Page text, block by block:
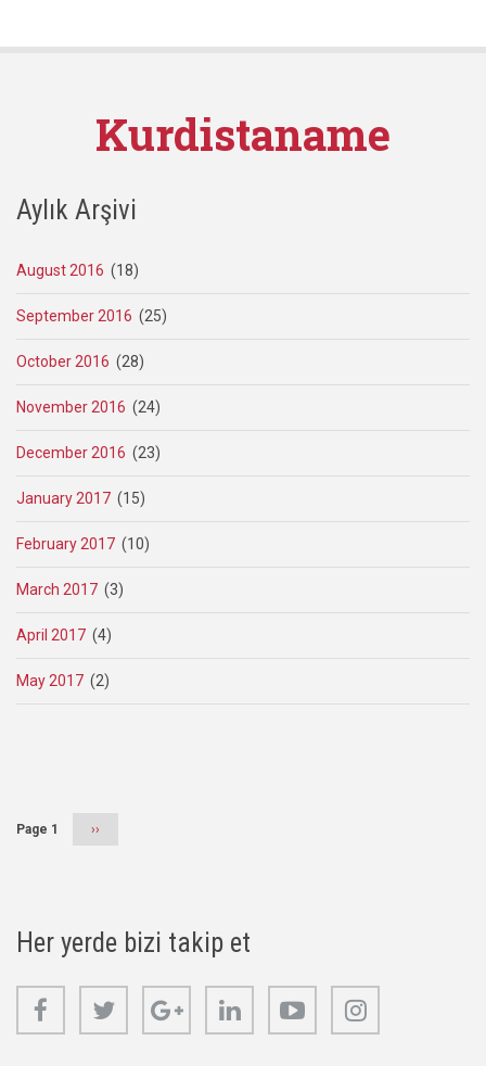
Kurdistaname
Aylık Arşivi
August 2016 (18)
September 2016 (25)
October 2016 (28)
November 2016 (24)
December 2016 (23)
January 2017 (15)
February 2017 (10)
March 2017 (3)
April 2017 (4)
May 2017 (2)
Page 1
Next
››
Her yerde bizi takip et
Facebook Twitter Google+ Linkedin Youtube